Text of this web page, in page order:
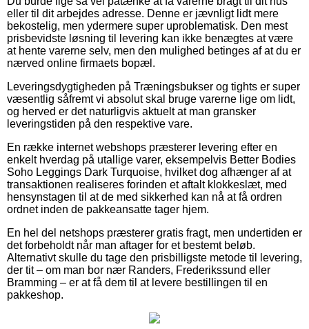
eller til dit arbejdes adresse. Denne er jævnligt lidt mere
bekostelig, men ydermere super uproblematisk. Den mest
prisbevidste løsning til levering kan ikke benægtes at være
at hente varerne selv, men den mulighed betinges af at du er
nærved online firmaets bopæl.
Leveringsdygtigheden på Træningsbukser og tights er super
væsentlig såfremt vi absolut skal bruge varerne lige om lidt,
og herved er det naturligvis aktuelt at man gransker
leveringstiden på den respektive vare.
En række internet webshops præsterer levering efter en
enkelt hverdag på utallige varer, eksempelvis Better Bodies
Soho Leggings Dark Turquoise, hvilket dog afhænger af at
transaktionen realiseres forinden et aftalt klokkeslæt, med
hensynstagen til at de med sikkerhed kan nå at få ordren
ordnet inden de pakkeansatte tager hjem.
En hel del netshops præsterer gratis fragt, men undertiden er
det forbeholdt når man aftager for et bestemt beløb.
Alternativt skulle du tage den prisbilligste metode til levering,
der tit – om man bor nær Randers, Frederikssund eller
Bramming – er at få dem til at levere bestillingen til en
pakkeshop.